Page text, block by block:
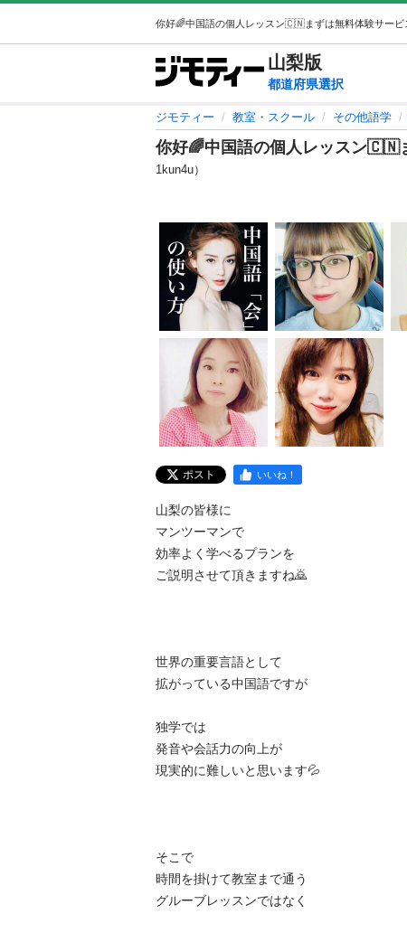
山梨版
都道府県選択
ジモティー 教室・スクール その他語学
你好🌈中国語の個人レッスン🇨🇳
1kun4u）
ポスト いいね！
山梨の皆様に
マンツーマンで
効率よく学べるプランを
ご説明させて頂きますね🙇
世界の重要言語として
拡がっている中国語ですが
独学では
発音や会話力の向上が
現実的に難しいと思います💦
そこで
時間を掛けて教室まで通う
グルーブレッスンではなく